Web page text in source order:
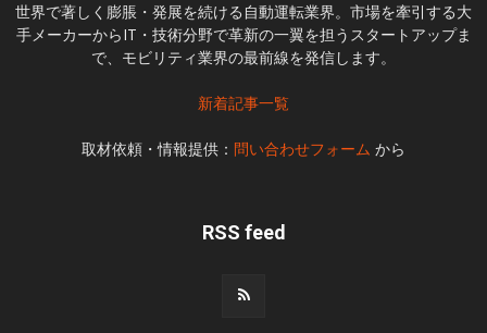
世界で著しく膨脹・発展を続ける自動運転業界。市場を牽引する大
手メーカーからIT・技術分野で革新の一翼を担うスタートアップま
で、モビリティ業界の最前線を発信します。
新着記事一覧
取材依頼・情報提供： 問い合わせフォーム から
RSS feed